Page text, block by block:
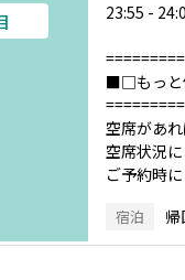
23:55 -
■□もっと
空席があ
空席状況に
ご予約時
宿泊 帰